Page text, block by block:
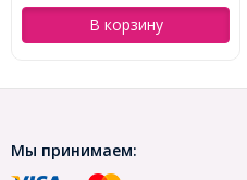
В корзину
Мы принимаем: